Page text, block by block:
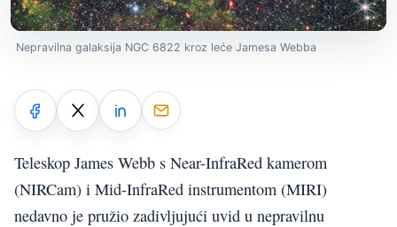
Nepravilna galaksija NGC 6822 kroz leće Jamesa Webba
Teleskop James Webb s Near-InfraRed kamerom
(NIRCam) i Mid-InfraRed instrumentom (MIRI)
nedavno je pružio zadivljujući uvid u nepravilnu